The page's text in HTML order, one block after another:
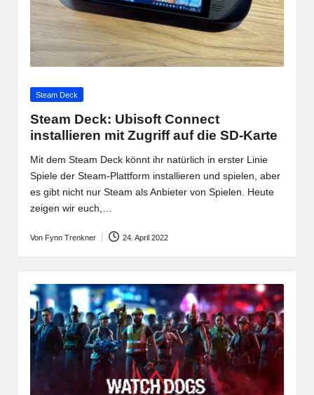
Posted
Steam Deck
Steam Deck: Ubisoft Connect
installieren mit Zugriff auf die SD-Karte
Mit dem Steam Deck könnt ihr natürlich in erster Linie
Spiele der Steam-Plattform installieren und spielen, aber
es gibt nicht nur Steam als Anbieter von Spielen. Heute
zeigen wir euch,…
Posted
Von Fynn Trenkner 24. April 2022